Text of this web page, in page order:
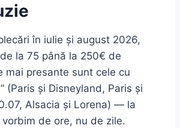
în iulie și august 2026,
la 75 până la 250€ de
mai presante sunt cele cu
(Paris și Disneyland, Paris și
Alsacia și Lorena) — la
de ore, nu de zile.